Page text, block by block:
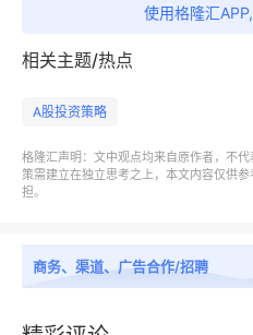
我们可以一一来看下这两个
使用格隆汇
相关主题/热点
A股投资策略
格隆汇声明：文中观点均来自原作者，不
策需建立在独立思考之上，本文内容仅供
担。
商务、渠道、广告合作/招聘